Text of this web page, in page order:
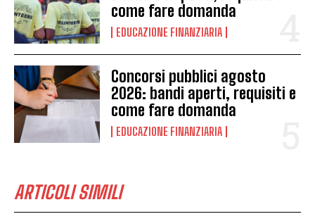
come fare domanda
EDUCAZIONE FINANZIARIA
Concorsi pubblici agosto
2026: bandi aperti, requisiti e
come fare domanda
EDUCAZIONE FINANZIARIA
ARTICOLI SIMILI